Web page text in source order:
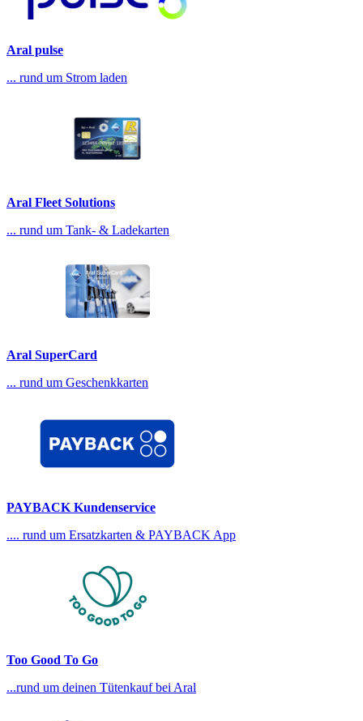
Aral pulse
... rund um Strom laden
Aral Fleet Solutions
... rund um Tank- & Ladekarten
Aral SuperCard
... rund um Geschenkkarten
PAYBACK Kundenservice
.... rund um Ersatzkarten & PAYBACK App
Too Good To Go
...rund um deinen Tütenkauf bei Aral